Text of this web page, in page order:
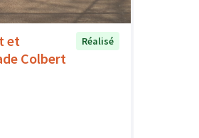
et
Colbert
Réalisé